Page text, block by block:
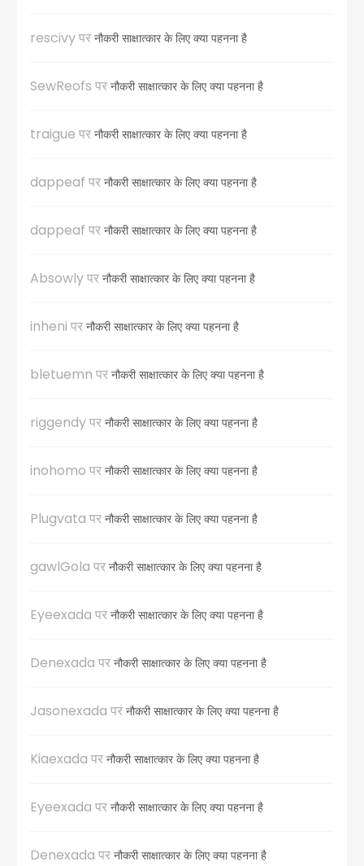
rescivyपर नौकरी साक्षात्कार के लिए क्या पहनना है
SewReofs पर नौकरी साक्षात्कार के लिए क्या पहनना है
traigue पर नौकरी साक्षात्कार के लिए क्या पहनना है
dappeaf पर नौकरी साक्षात्कार के लिए क्या पहनना है
dappeaf पर नौकरी साक्षात्कार के लिए क्या पहनना है
Absowlyपर नौकरी साक्षात्कार के लिए क्या पहनना है
inheni पर नौकरी साक्षात्कार के लिए क्या पहनना है
bletuemn पर नौकरी साक्षात्कार के लिए क्या पहनना है
riggendyपर नौकरी साक्षात्कार के लिए क्या पहनना है
inohomo पर नौकरी साक्षात्कार के लिए क्या पहनना है
Plugvata पर नौकरी साक्षात्कार के लिए क्या पहनना है
gawlGola पर नौकरी साक्षात्कार के लिए क्या पहनना है
Eyeexada पर नौकरी साक्षात्कार के लिए क्या पहनना है
Denexada पर नौकरी साक्षात्कार के लिए क्या पहनना है
Jasonexada पर नौकरी साक्षात्कार के लिए क्या पहनना है
Kiaexada पर नौकरी साक्षात्कार के लिए क्या पहनना है
Eyeexada पर नौकरी साक्षात्कार के लिए क्या पहनना है
Denexada पर नौकरी साक्षात्कार के लिए क्या पहनना है